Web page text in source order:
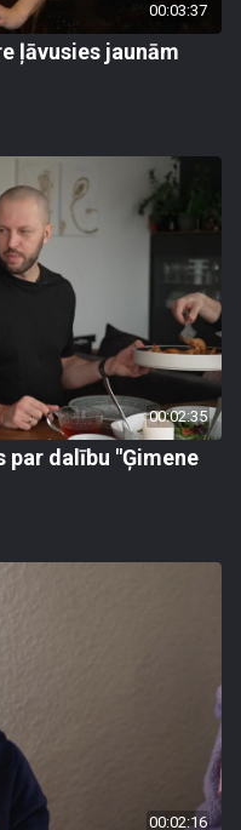
00:03:37
ļāvusies jaunām
00:02:35
par dalību "Ģimene
00:02:16